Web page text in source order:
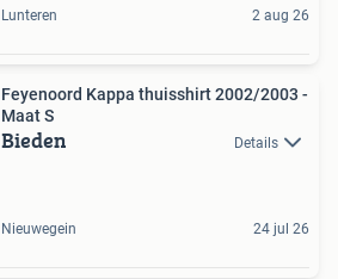
Lunteren 2 aug 26
Feyenoord Kappa thuisshirt 2002/2003 -
Maat S
Bieden Details
Nieuwegein 24 jul 26